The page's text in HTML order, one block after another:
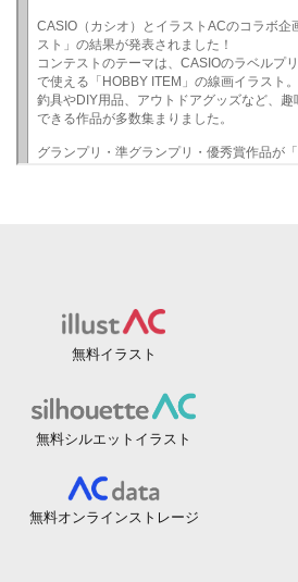
無料イラスト
無料シルエットイラスト
無料オンラインストレージ